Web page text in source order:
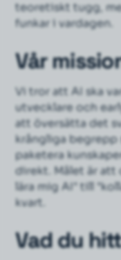
teoretiskt tugg,
funkar i vardagen.
Vår
Vi tror att AI ska
utvecklare och
att översätta det
krångliga begrepp
paketera
direkt. Målet är att
lära mig AI" till
kvart.
Vad du